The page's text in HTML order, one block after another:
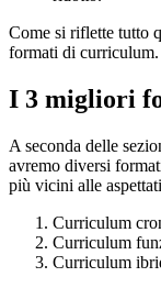
Come si riflette tutto
formati di curriculum.
I 3 migliori
A seconda delle
avremo diversi
più vicini alle
Curriculum
Curriculum
Curriculum